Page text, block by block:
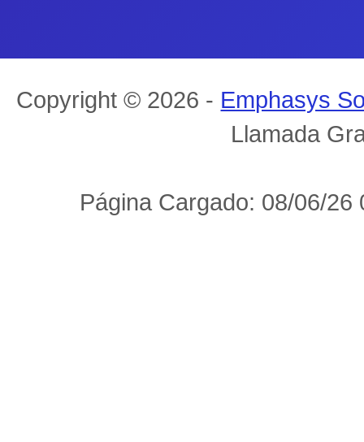
Copyright © 2026 - Emphasys
Llamada
Página Cargado: 08/06/